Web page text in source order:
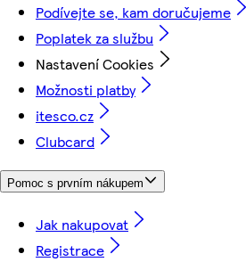
Podívejte se, kam doručujeme
Poplatek za službu
Nastavení Cookies
Možnosti platby
itesco.cz
Clubcard
Pomoc s prvním nákupem
Jak nakupovat
Registrace